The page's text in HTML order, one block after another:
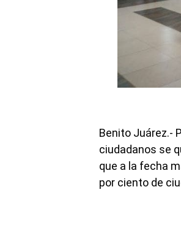
Benito Juárez.-
ciudadanos se
que a la fecha
por ciento de